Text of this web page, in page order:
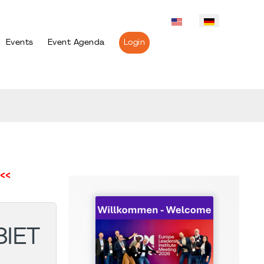
Events Event Agenda Login